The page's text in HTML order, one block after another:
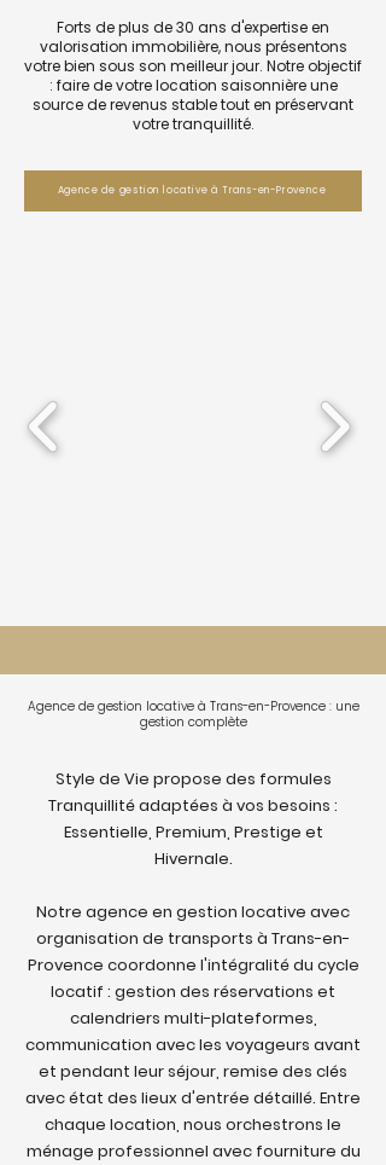
Forts de plus de 30 ans d'expertise en
valorisation immobilière, nous présentons
votre bien sous son meilleur jour. Notre objectif
: faire de votre location saisonnière une
source de revenus stable tout en préservant
votre tranquillité.
Agence de gestion locative à Trans-en-Provence
Agence de gestion locative à Trans-en-Provence : une
gestion complète
Style de Vie propose des formules
Tranquillité adaptées à vos besoins :
Essentielle, Premium, Prestige et
Hivernale.
Notre agence en gestion locative avec
organisation de transports à Trans-en-
Provence coordonne l'intégralité du cycle
locatif : gestion des réservations et
calendriers multi-plateformes,
communication avec les voyageurs avant
et pendant leur séjour, remise des clés
avec état des lieux d'entrée détaillé. Entre
chaque location, nous orchestrons le
ménage professionnel avec fourniture du